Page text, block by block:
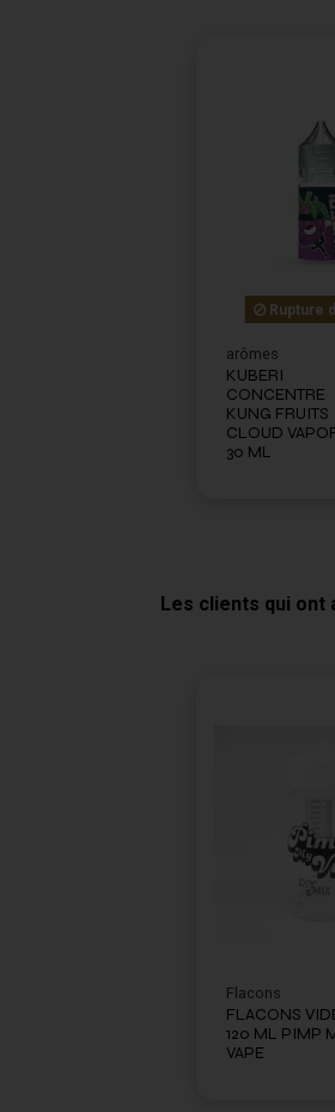
Rupture
arômes
KUBERI
CONCENTRE
KUNG FRUITS
CLOUD
30 ML
Les clients qui
Flacons
FLACONS
120 ML PIMP
VAPE